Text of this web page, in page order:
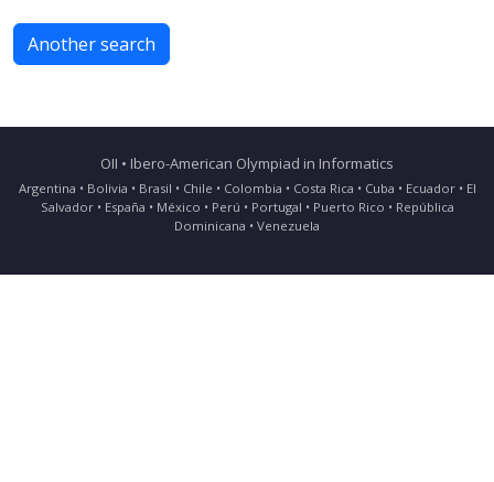
Another search
OII • Ibero-American Olympiad in Informatics
Argentina • Bolivia • Brasil • Chile • Colombia • Costa Rica • Cuba • Ecuador • El
Salvador • España • México • Perú • Portugal • Puerto Rico • República
Dominicana • Venezuela